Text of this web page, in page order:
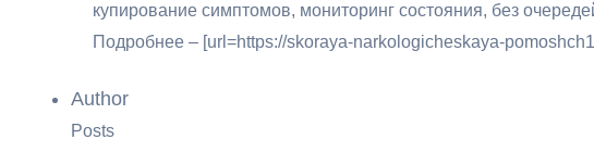
купирование симптомов, мониторинг состояния, без
Подробнее – [url=https://skoraya-narkologicheskaya-
Author
Posts